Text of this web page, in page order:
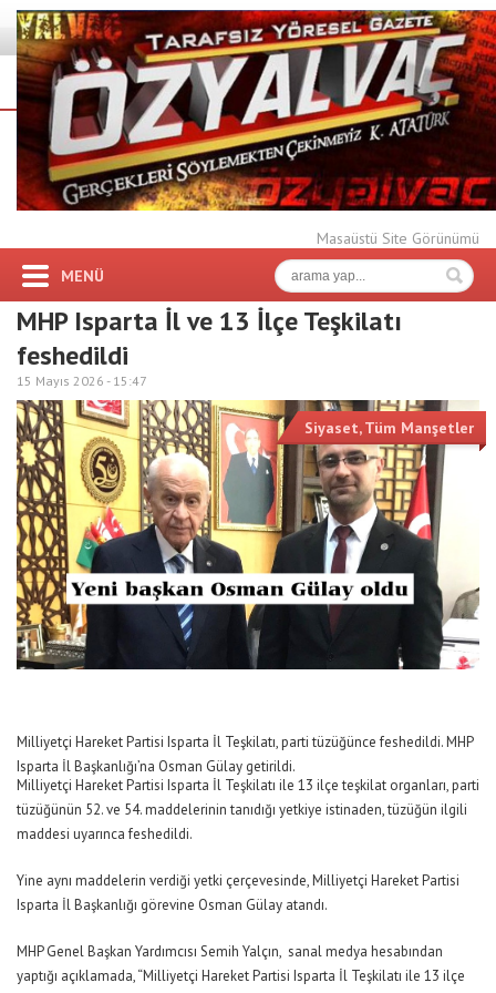
Masaüstü Site Görünümü
MENÜ
MHP Isparta İl ve 13 İlçe Teşkilatı
feshedildi
15 Mayıs 2026 - 15:47
Siyaset,Tüm Manşetler
Milliyetçi Hareket Partisi Isparta İl Teşkilatı, parti tüzüğünce feshedildi. MHP
Isparta İl Başkanlığı’na Osman Gülay getirildi.
Milliyetçi Hareket Partisi Isparta İl Teşkilatı ile 13 ilçe teşkilat organları, parti
tüzüğünün 52. ve 54. maddelerinin tanıdığı yetkiye istinaden, tüzüğün ilgili
maddesi uyarınca feshedildi.
Yine aynı maddelerin verdiği yetki çerçevesinde, Milliyetçi Hareket Partisi
Isparta İl Başkanlığı görevine Osman Gülay atandı.
MHP Genel Başkan Yardımcısı Semih Yalçın, sanal medya hesabından
yaptığı açıklamada, “Milliyetçi Hareket Partisi Isparta İl Teşkilatı ile 13 ilçe